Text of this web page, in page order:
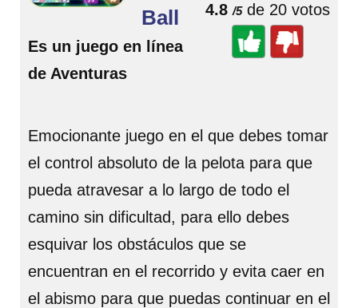
4.8 /5de 20 votos
Ball
Es un juego en línea
de Aventuras
Emocionante juego en el que debes tomar
el control absoluto de la pelota para que
pueda atravesar a lo largo de todo el
camino sin dificultad, para ello debes
esquivar los obstáculos que se
encuentran en el recorrido y evita caer en
el abismo para que puedas continuar en el